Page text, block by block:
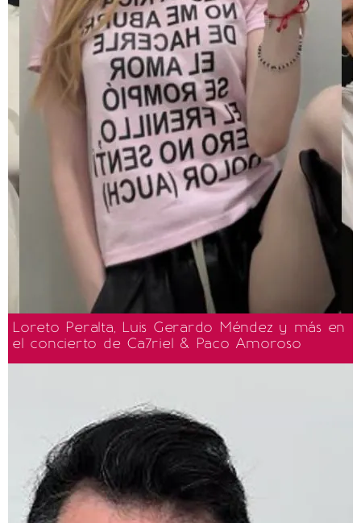
Loreto Peralta, Luis Gerardo Méndez y más en
el concierto de Ca7riel & Paco Amoroso